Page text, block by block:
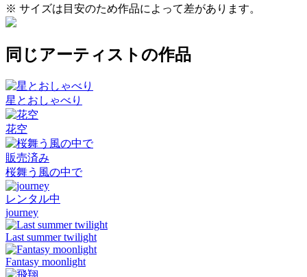
※ サイズは目安のため作品によって差があります。
同じアーティストの作品
星とおしゃべり
花空
販売済み
桜舞う風の中で
レンタル中
journey
Last summer twilight
Fantasy moonlight